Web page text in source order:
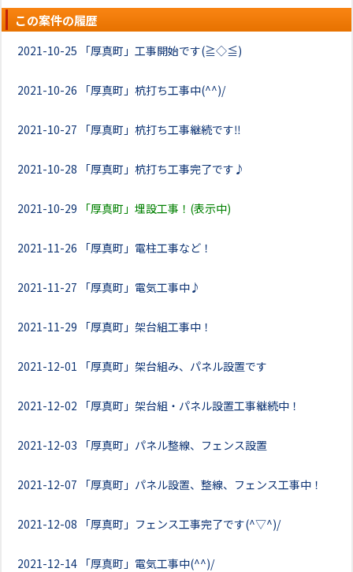
この案件の履歴
2021-10-25 「厚真町」工事開始です(≧◇≦)
2021-10-26 「厚真町」杭打ち工事中(^^)/
2021-10-27 「厚真町」杭打ち工事継続です‼
2021-10-28 「厚真町」杭打ち工事完了です♪
2021-10-29 「厚真町」埋設工事！(表示中)
2021-11-26 「厚真町」電柱工事など！
2021-11-27 「厚真町」電気工事中♪
2021-11-29 「厚真町」架台組工事中！
2021-12-01 「厚真町」架台組み、パネル設置です
2021-12-02 「厚真町」架台組・パネル設置工事継続中！
2021-12-03 「厚真町」パネル整線、フェンス設置
2021-12-07 「厚真町」パネル設置、整線、フェンス工事中！
2021-12-08 「厚真町」フェンス工事完了です(^▽^)/
2021-12-14 「厚真町」電気工事中(^^)/